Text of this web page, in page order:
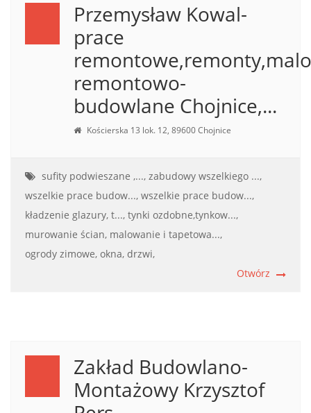
Przemysław Kowal-
prace
remontowo-
budowlane Chojnice,...
Kościerska 13 lok. 12, 89600 Chojnice
sufity podwieszane ,..., zabudowy wszelkiego ...,
wszelkie prace budow..., wszelkie prace budow...,
kładzenie glazury, t..., tynki ozdobne,tynkow...,
murowanie ścian, malowanie i tapetowa...,
ogrody zimowe, okna, drzwi,
Otwórz
Zakład Budowlano-
Montażowy Krzysztof